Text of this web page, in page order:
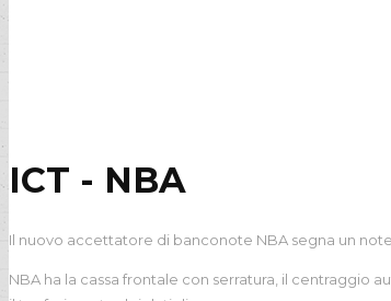
ICT - NBA
Il nuovo accettatore di banconote NBA segna un
NBA ha la cassa frontale con serratura, il centraggio